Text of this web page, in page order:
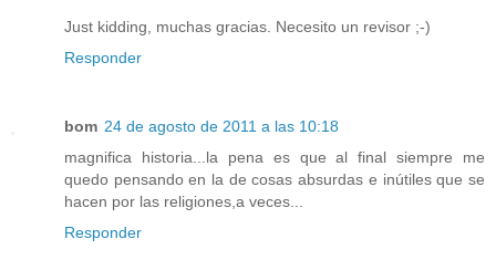
Just kidding, muchas gracias. Necesito un revisor ;-)
Responder
bom 24 de agosto de 2011 a las 10:18
magnifica historia...la pena es que al final siempre me
quedo pensando en la de cosas absurdas e inútiles que se
hacen por las religiones,a veces...
Responder